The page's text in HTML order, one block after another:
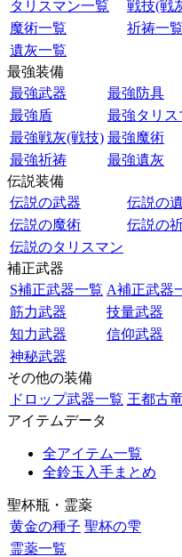
タリスマン一覧
戦技(戦
魔術一覧
祈祷一覧
遺灰一覧
最強装備
最強武器
最強防具
最強盾
最強タリス
最強戦灰(戦技) 最強魔術
最強祈祷
最強遺灰
伝説装備
伝説の武器
伝説の
伝説の魔術
伝説の
伝説のタリスマン
補正武器
S補正武器一覧 A補正武器
筋力武器
技量武器
知力武器
信仰武器
神秘武器
その他の装備
ドロップ武器一覧 王都古
アイテムデータ
全アイテム一覧
全鈴玉入手まとめ
聖杯瓶・霊薬
黄金の種子 聖杯の雫
霊薬一覧